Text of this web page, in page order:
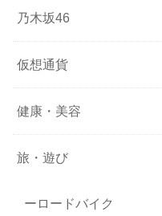
乃木坂46
仮想通貨
健康・美容
旅・遊び
ーロードバイク